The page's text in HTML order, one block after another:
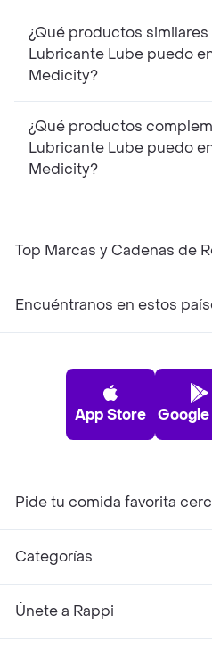
¿Qué productos similares
Lubricante Lube puedo
Medicity?
¿Qué productos
Lubricante Lube puedo
Medicity?
Top Marcas y Cadenas de
Encuéntranos en estos
App Store Google
Pide tu comida favorita
Categorías
Únete a Rappi